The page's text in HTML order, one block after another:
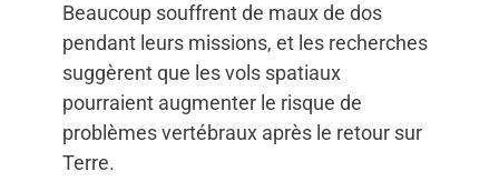
Beaucoup souffrent de maux de dos
pendant leurs missions, et les recherches
suggèrent que les vols spatiaux
pourraient augmenter le risque de
problèmes vertébraux après le retour sur
Terre.